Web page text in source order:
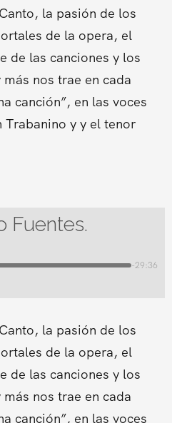
la pasión de los
de la opera, el
de las canciones y los
nos trae en cada
canción”, en las voces
Trabanino y y el tenor
Fuentes.
-29:36
la pasión de los
de la opera, el
de las canciones y los
nos trae en cada
canción”, en las voces